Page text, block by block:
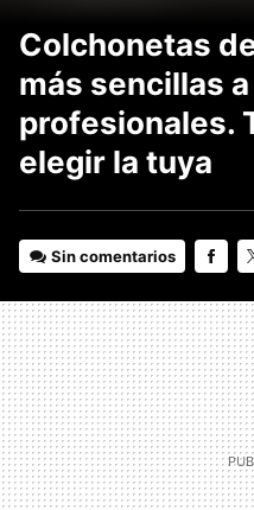
Colchonetas
más sencillas
profesionales.
elegir la tuya
Sin comentarios